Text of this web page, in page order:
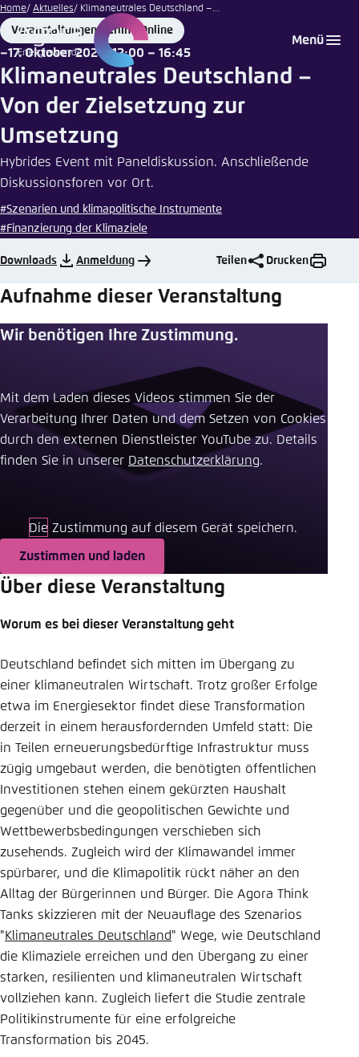
Zum
Hauptinhalt
gehen
Menü
Home Aktuelles Klimaneutrales Deutschland –...
Place
Veranstaltungen Berlin | Online
Date
17. Oktober 2024, 12:00 – 16:45
Klimaneutrales Deutschland –
Von der Zielsetzung zur
Umsetzung
Hybrides Event mit Paneldiskussion. Anschließende
Diskussionsforen vor Ort.
#Szenarien und klimapolitische Instrumente
#Finanzierung der Klimaziele
Rolf
Schulten
Downloads Anmeldung Teilen Drucken
Aufnahme dieser Veranstaltung
Wir benötigen Ihre Zustimmung.
Mit dem Laden dieses Videos stimmen Sie der
Verarbeitung Ihrer Daten und dem Setzen von Cookies
durch den externen Dienstleister YouTube zu. Details
finden Sie in unserer ​ Datenschutzerklärung.
Die Zustimmung auf diesem Gerät speichern.
Zustimmen und laden
Über diese Veranstaltung
Worum es bei dieser Veranstaltung geht
Deutschland befindet sich mitten im Übergang zu
einer klimaneutralen Wirtschaft. Trotz großer Erfolge
etwa im Energiesektor findet diese Transformation
derzeit in einem herausfordernden Umfeld statt: Die
in Teilen erneuerungsbedürftige Infrastruktur muss
zügig umgebaut werden, die benötigten öffentlichen
Investitionen stehen einem gekürzten Haushalt
gegenüber und die geopolitischen Gewichte und
Wettbewerbsbedingungen verschieben sich
zusehends. Zugleich wird der Klimawandel immer
spürbarer, und die Klimapolitik rückt näher an den
Alltag der Bürgerinnen und Bürger. Die Agora Think
Tanks skizzieren mit der Neuauflage des Szenarios
"Klimaneutrales Deutschland" Wege, wie Deutschland
die Klimaziele erreichen und den Übergang zu einer
starken, resilienten und klimaneutralen Wirtschaft
vollziehen kann. Zugleich liefert die Studie zentrale
Politikinstrumente für eine erfolgreiche
Transformation bis 2045.
Login
Melden Sie sich an um ..., ... und ... zu verwalten.
Passwort* Passwort vergessen?
Sprache auswählen
Englisch
Deutsch
Agora Think Tanks
Erscheinungsbild der Webseite
Diese Webseite passt ihr Farbschema basierend
auf Ihren Einstellungen an. Wählen Sie aus,
welches Farbschema Sie für diese Webseite
Close
Dunkel
Einstellung für diese Webseite im Browser
speichern
Übernehmen